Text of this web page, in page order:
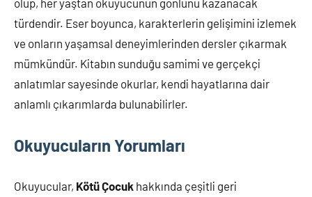
türdendir. Eser boyunca, karakterlerin gelişimini izlemek
ve onların yaşamsal deneyimlerinden dersler çıkarmak
mümkündür. Kitabın sunduğu samimi ve gerçekçi
anlatımlar sayesinde okurlar, kendi hayatlarına dair
anlamlı çıkarımlarda bulunabilirler.
Okuyucuların Yorumları
Okuyucular, Kötü Çocuk hakkında çeşitli geri